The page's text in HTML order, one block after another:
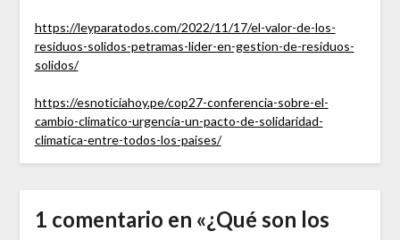
https://leyparatodos.com/2022/11/17/el-valor-de-los-
residuos-solidos-petramas-lider-en-gestion-de-residuos-
solidos/
https://esnoticiahoy.pe/cop27-conferencia-sobre-el-
cambio-climatico-urgencia-un-pacto-de-solidaridad-
climatica-entre-todos-los-paises/
1 comentario en «¿Qué son los